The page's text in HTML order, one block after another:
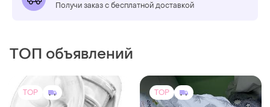
Получи заказ с бесплатной доставкой
ТОП объявлений
TOP TOP